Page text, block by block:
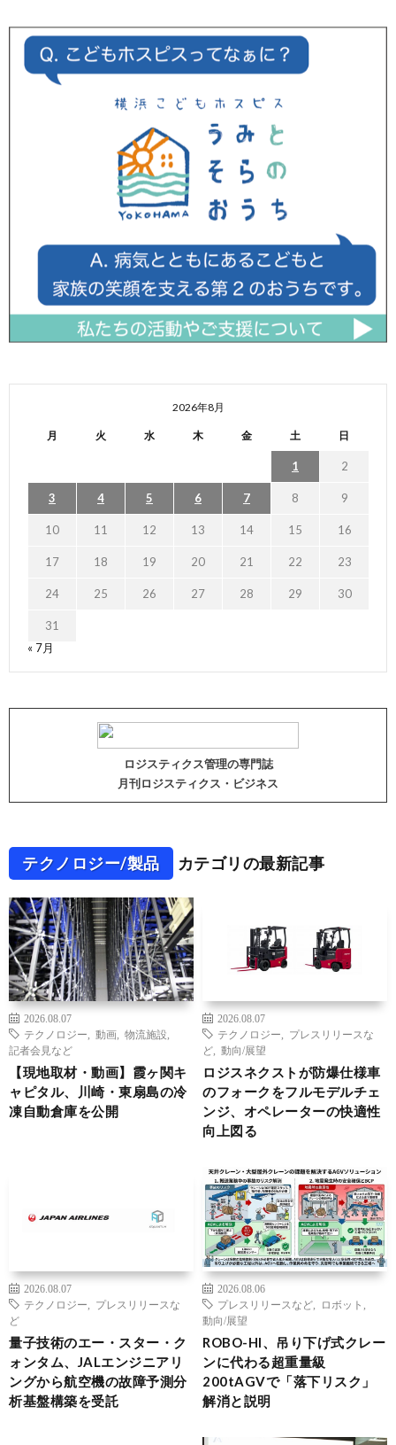
2026年8月
月 火 水 木 金 土 日
1 2
3 4 5 6 7 8 9
10 11 12 13 14 15 16
17 18 19 20 21 22 23
24 25 26 27 28 29 30
31
« 7月
ロジスティクス管理の専門誌
月刊ロジスティクス・ビジネス
テクノロジー/製品 カテゴリの最新記事
2026.08.07
テクノロジー
動画 物流施設
記者会見など
【現地取材・動画】霞ヶ関キ
ャピタル、川崎・東扇島の冷
凍自動倉庫を公開
2026.08.07
テクノロジー
プレスリリースな
ど
動向/展望
ロジスネクストが防爆仕様車
のフォークをフルモデルチェ
ンジ、オペレーターの快適性
向上図る
2026.08.07
テクノロジー
プレスリリースな
ど
量子技術のエー・スター・ク
ォンタム、JALエンジニアリ
ングから航空機の故障予測分
析基盤構築を受託
2026.08.06
プレスリリースなど
ロボット
動向/展望
ROBO-HI、吊り下げ式クレー
ンに代わる超重量級
200tAGVで「落下リスク」
解消と説明